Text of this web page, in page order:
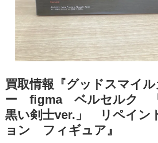
買取情報『グッドスマイ
ー figma ベルセルク
黒い剣士ver.」 リペイン
ョン フィギュア』